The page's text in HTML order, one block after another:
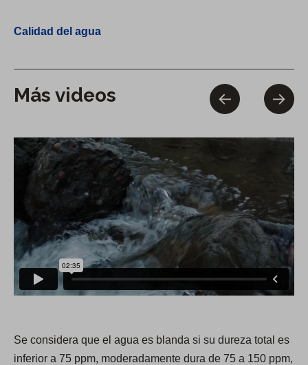
Calidad del agua
Más videos
Se considera que el agua es blanda si su dureza total es
inferior a 75 ppm, moderadamente dura de 75 a 150 ppm,